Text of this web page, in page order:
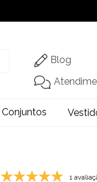
Blog
Conjuntos
1